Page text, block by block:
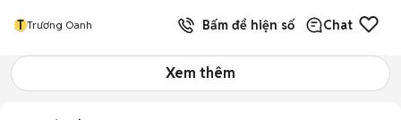
T Trương Oanh Bấm để hiện số Chat
Xem thêm